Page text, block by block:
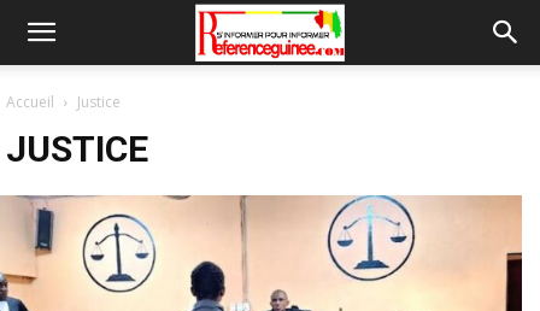
Accueil Justice
JUSTICE